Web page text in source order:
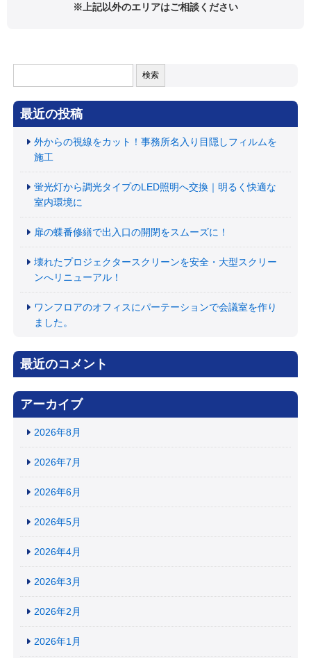
※上記以外のエリアはご相談ください
索:
最近の投稿
外からの視線をカット！事務所名入り目隠しフィルムを
施工
蛍光灯から調光タイプのLED照明へ交換｜明るく快適な
室内環境に
扉の蝶番修繕で出入口の開閉をスムーズに！
壊れたプロジェクタースクリーンを安全・大型スクリー
ンへリニューアル！
ワンフロアのオフィスにパーテーションで会議室を作り
ました。
最近のコメント
アーカイブ
2026年8月
2026年7月
2026年6月
2026年5月
2026年4月
2026年3月
2026年2月
2026年1月